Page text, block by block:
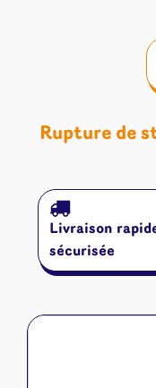
Rupture de
Livraison
sécurisée